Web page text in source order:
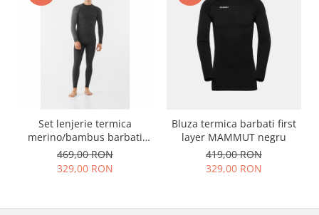
Set lenjerie termica
merino/bambus barbati
VIKING Mounti gri
469,00 RON
329,00 RON
Bluza termica barbati first
layer MAMMUT negru
419,00 RON
329,00 RON